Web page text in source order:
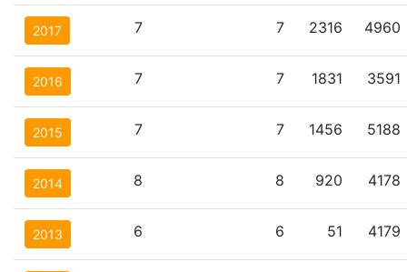
2017 7 7 2316 4960
2016 7 7 1831 3591
2015 7 7 1456 5188
2014 8 8 920 4178
2013 6 6 51 4179